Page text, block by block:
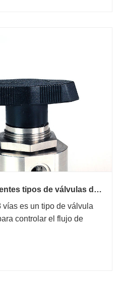
tipos de válvulas de
vías es un tipo de válvula
controlar el flujo de